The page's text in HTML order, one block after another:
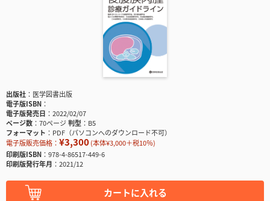
出版社
医学図書出版
電子版ISBN
電子版発売日
2022/02/07
ページ数
70ページ判型
B5
フォーマット
PDF（パソコンへのダウンロード不可）
電子版販売価格： ¥3,300(本体¥3,000＋税10％)
印刷版ISBN
978-4-86517-449-6
印刷版発行年月
2021/12
カートに入れる